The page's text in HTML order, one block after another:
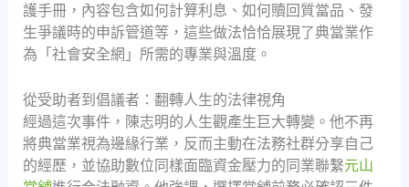
護手冊，內容包含如何計算利息、如何贖回質當品、發
生爭議時的申訴管道等，這些做法恰恰展現了典當業作
為「社會安全網」所需的專業與溫度。
從受助者到倡議者：翻轉人生的法律視角
經過這次事件，陳志明的人生觀產生巨大轉變。他不再
將典當業視為邊緣行業，反而主動在法務社群分享自己
的經歷，並協助數位同樣面臨資金壓力的同業聯繫元山